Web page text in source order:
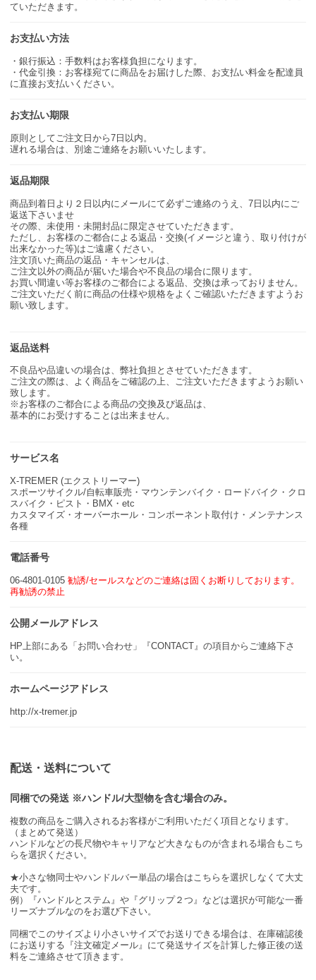
ていただきます。
お支払い方法
・銀行振込：手数料はお客様負担になります。
・代金引換：お客様宛てに商品をお届けした際、お支払い料金を配達員
に直接お支払いください。
お支払い期限
原則としてご注文日から7日以内。
遅れる場合は、別途ご連絡をお願いいたします。
返品期限
商品到着日より２日以内にメールにて必ずご連絡のうえ、7日以内にご
返送下さいませ
その際、未使用・未開封品に限定させていただきます。
ただし、お客様のご都合による返品・交換(イメージと違う、取り付けが
出来なかった等)はご遠慮ください。
注文頂いた商品の返品・キャンセルは、
ご注文以外の商品が届いた場合や不良品の場合に限ります。
お買い間違い等お客様のご都合による返品、交換は承っておりません。
ご注文いただく前に商品の仕様や規格をよくご確認いただきますようお
願い致します。
返品送料
不良品や品違いの場合は、弊社負担とさせていただきます。
ご注文の際は、よく商品をご確認の上、ご注文いただきますようお願い
致します。
※お客様のご都合による商品の交換及び返品は、
基本的にお受けすることは出来ません。
サービス名
X-TREMER (エクストリーマー)
スポーツサイクル/自転車販売・マウンテンバイク・ロードバイク・クロ
スバイク・ピスト・BMX・etc
カスタマイズ・オーバーホール・コンポーネント取付け・メンテナンス
各種
電話番号
06-4801-0105 勧誘/セールスなどのご連絡は固くお断りしております。
再勧誘の禁止
公開メールアドレス
HP上部にある「お問い合わせ」『CONTACT』の項目からご連絡下さ
い。
ホームページアドレス
http://x-tremer.jp
配送・送料について
同梱での発送 ※ハンドル/大型物を含む場合のみ。
複数の商品をご購入されるお客様がご利用いただく項目となります。
（まとめて発送）
ハンドルなどの長尺物やキャリアなど大きなものが含まれる場合もこち
らを選択ください。
★小さな物同士やハンドルバー単品の場合はこちらを選択しなくて大丈
夫です。
例）『ハンドルとステム』や『グリップ２つ』などは選択が可能な一番
リーズナブルなのをお選び下さい。
同梱でこのサイズより小さいサイズでお送りできる場合は、在庫確認後
にお送りする『注文確定メール』にて発送サイズを計算した修正後の送
料をご連絡させて頂きます。